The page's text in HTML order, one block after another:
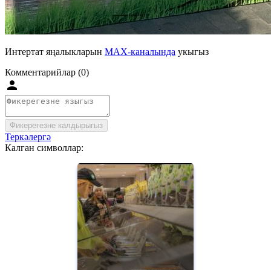
Интертат яңалыкларын MAX-каналында укыгыз
Комментарийлар (0)
Фикерегезне калдырыгыз
Теркәлергә
Калган символлар: